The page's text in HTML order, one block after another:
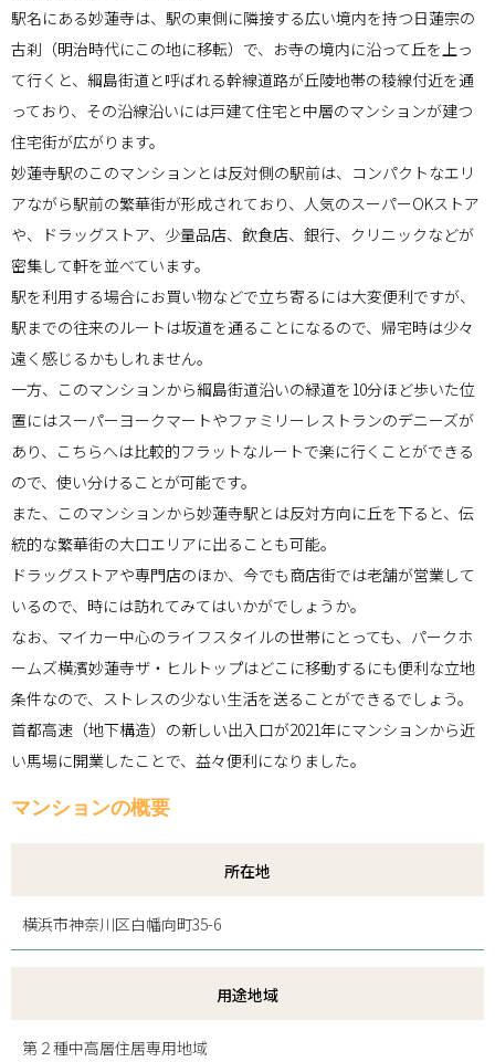
駅名にある妙蓮寺は、駅の東側に隣接する広い境内を持つ日蓮宗の
古刹（明治時代にこの地に移転）で、お寺の境内に沿って丘を上っ
て行くと、綱島街道と呼ばれる幹線道路が丘陵地帯の稜線付近を通
っており、その沿線沿いには戸建て住宅と中層のマンションが建つ
住宅街が広がります。
妙蓮寺駅のこのマンションとは反対側の駅前は、コンパクトなエリ
アながら駅前の繁華街が形成されており、人気のスーパーOKストア
や、ドラッグストア、少量品店、飲食店、銀行、クリニックなどが
密集して軒を並べています。
駅を利用する場合にお買い物などで立ち寄るには大変便利ですが、
駅までの往来のルートは坂道を通ることになるので、帰宅時は少々
遠く感じるかもしれません。
一方、このマンションから綱島街道沿いの緑道を10分ほど歩いた位
置にはスーパーヨークマートやファミリーレストランのデニーズが
あり、こちらへは比較的フラットなルートで楽に行くことができる
ので、使い分けることが可能です。
また、このマンションから妙蓮寺駅とは反対方向に丘を下ると、伝
統的な繁華街の大口エリアに出ることも可能。
ドラッグストアや専門店のほか、今でも商店街では老舗が営業して
いるので、時には訪れてみてはいかがでしょうか。
なお、マイカー中心のライフスタイルの世帯にとっても、パークホ
ームズ横濱妙蓮寺ザ・ヒルトップはどこに移動するにも便利な立地
条件なので、ストレスの少ない生活を送ることができるでしょう。
首都高速（地下構造）の新しい出入口が2021年にマンションから近
い馬場に開業したことで、益々便利になりました。
マンションの概要
所在地
横浜市神奈川区白幡向町35-6
用途地域
第２種中高層住居専用地域